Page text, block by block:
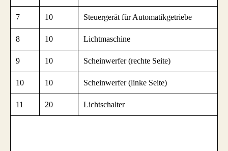
7 10 Steuergerät für Automatikgetriebe
8 10 Lichtmaschine
9 10 Scheinwerfer (rechte Seite)
10 10 Scheinwerfer (linke Seite)
11 20 Lichtschalter